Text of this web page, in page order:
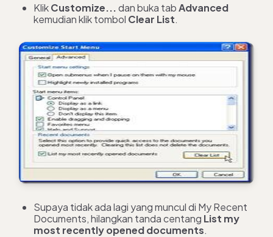
KlikCustomize...dan buka tabAdvanced
kemudian klik tombol Clear List.
Supaya tidak ada lagi yang muncul di My Recent
Documents, hilangkan tanda centang List my
most recently opened documents.